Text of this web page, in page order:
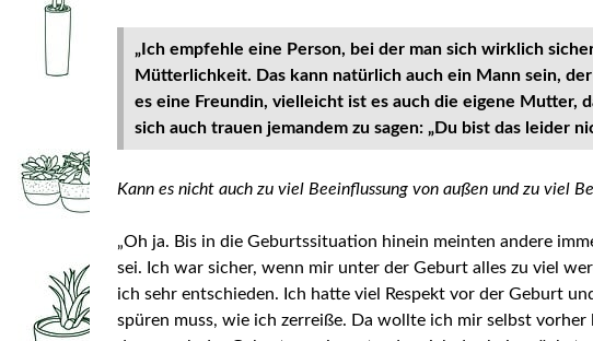
„Ich empfehle eine Person, bei der man sich wirklich
Mütterlichkeit. Das kann natürlich auch ein Mann sein,
es eine Freundin, vielleicht ist es auch die eigene Mutter,
sich auch trauen jemandem zu sagen: „Du bist das leider
Kann es nicht auch zu viel Beeinflussung von außen und zu viel
„Oh ja. Bis in die Geburtssituation hinein meinten andere
sei. Ich war sicher, wenn mir unter der Geburt alles zu viel
ich sehr entschieden. Ich hatte viel Respekt vor der Geburt
spüren muss, wie ich zerreiße. Da wollte ich mir selbst